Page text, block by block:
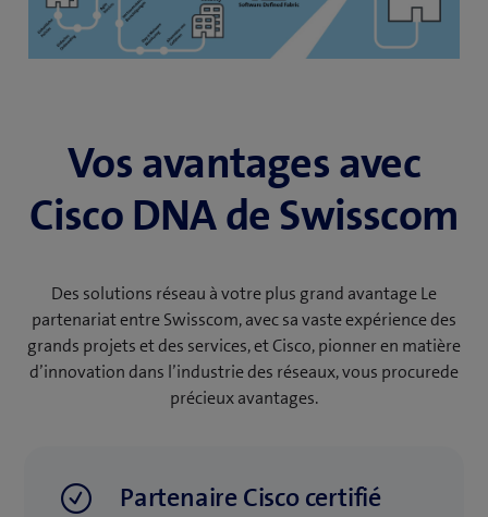
Vos avantages avec
Cisco DNA de Swisscom
Des solutions réseau à votre plus grand avantage Le
partenariat entre Swisscom, avec sa vaste expérience des
grands projets et des services, et Cisco, pionner en matière
d’innovation dans l’industrie des réseaux, vous procurede
précieux avantages.
Partenaire Cisco certifié